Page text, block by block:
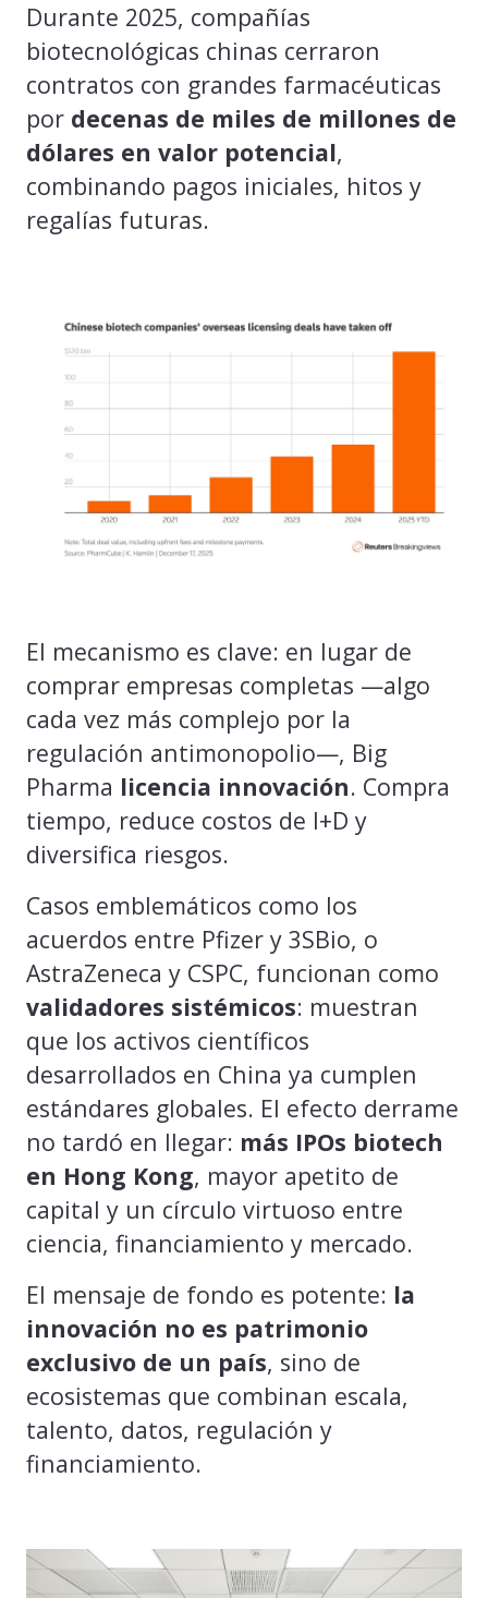
Durante 2025, compañías
biotecnológicas chinas cerraron
contratos con grandes farmacéuticas
por decenas de miles de millones de
dólares en valor potencial,
combinando pagos iniciales, hitos y
regalías futuras.
El mecanismo es clave: en lugar de
comprar empresas completas —algo
cada vez más complejo por la
regulación antimonopolio—, Big
Pharma licencia innovación. Compra
tiempo, reduce costos de I+D y
diversifica riesgos.
Casos emblemáticos como los
acuerdos entre Pfizer y 3SBio, o
AstraZeneca y CSPC, funcionan como
validadores sistémicos: muestran
que los activos científicos
desarrollados en China ya cumplen
estándares globales. El efecto derrame
no tardó en llegar: más IPOs biotech
en Hong Kong, mayor apetito de
capital y un círculo virtuoso entre
ciencia, financiamiento y mercado.
El mensaje de fondo es potente: la
innovación no es patrimonio
exclusivo de un país, sino de
ecosistemas que combinan escala,
talento, datos, regulación y
financiamiento.